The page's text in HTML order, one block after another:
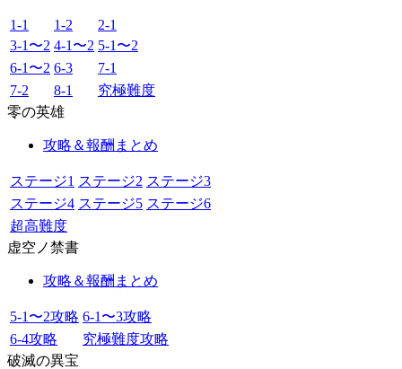
1-1 1-2
2-1
3-1〜2 4-1〜2 5-1〜2
6-1〜2 6-3
7-1
7-2
8-1
究極難度
零の英雄
攻略＆報酬まとめ
ステージ1 ステージ2 ステージ3
ステージ4 ステージ5 ステージ6
超高難度
虚空ノ禁書
攻略＆報酬まとめ
5-1〜2攻略 6-1〜3攻略
6-4攻略
究極難度攻略
破滅の異宝